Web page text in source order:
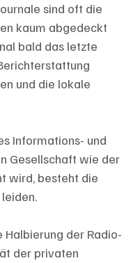
sind oft die
kaum abgedeckt
bald das letzte
und die lokale
Informations- und
Gesellschaft wie der
wird, besteht die
Halbierung der Radio-
der privaten